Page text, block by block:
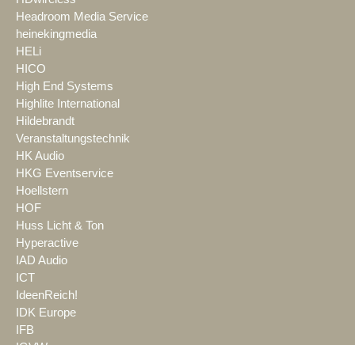
Headroom Media Service
heinekingmedia
HELi
HICO
High End Systems
Highlite International
Hildebrandt
Veranstaltungstechnik
HK Audio
HKG Eventservice
Hoellstern
HOF
Huss Licht & Ton
Hyperactive
IAD Audio
ICT
IdeenReich!
IDK Europe
IFB